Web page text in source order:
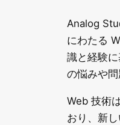
Analog
にわたる
識と経験
の悩みや問
Web 技術
おり、新